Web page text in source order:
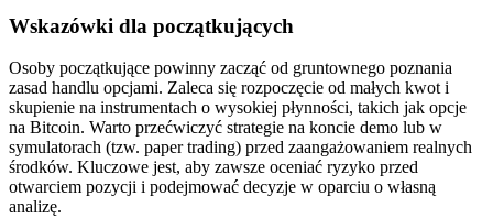
Wskazówki dla początkujących
Osoby początkujące powinny zacząć od gruntownego poznania
zasad handlu opcjami. Zaleca się rozpoczęcie od małych kwot i
skupienie na instrumentach o wysokiej płynności, takich jak opcje
na Bitcoin. Warto przećwiczyć strategie na koncie demo lub w
symulatorach (tzw. paper trading) przed zaangażowaniem realnych
środków. Kluczowe jest, aby zawsze oceniać ryzyko przed
otwarciem pozycji i podejmować decyzje w oparciu o własną
analizę.